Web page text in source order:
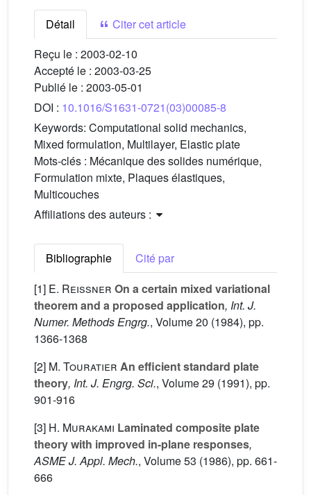
Détail
Citer cet article
Reçu le : 2003-02-10
Accepté le : 2003-03-25
Publié le : 2003-05-01
DOI : 10.1016/S1631-0721(03)00085-8
Keywords: Computational solid mechanics,
Mixed formulation, Multilayer, Elastic plate
Mots-clés : Mécanique des solides numérique,
Formulation mixte, Plaques élastiques,
Multicouches
Affiliations des auteurs :
Bibliographie
Cité par
[1] E. Reissner On a certain mixed variational
theorem and a proposed application, Int. J.
Numer. Methods Engrg., Volume 20 (1984), pp.
1366-1368
[2] M. Touratier An efficient standard plate
theory, Int. J. Engrg. Sci., Volume 29 (1991), pp.
901-916
[3] H. Murakami Laminated composite plate
theory with improved in-plane responses,
ASME J. Appl. Mech., Volume 53 (1986), pp. 661-
666